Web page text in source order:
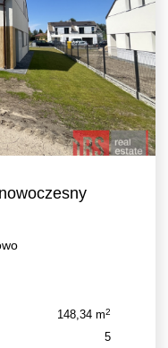
148,34 m2
5